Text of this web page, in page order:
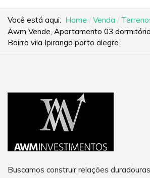
Você está aqui: Home Venda
Awm Vende, Apartamento 03
Bairro vila Ipiranga porto alegre
Buscamos construir relações